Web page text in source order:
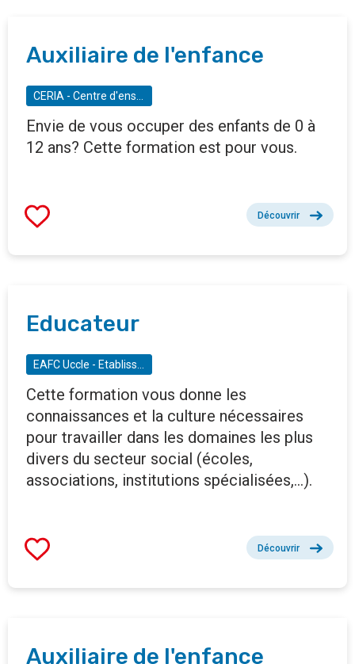
Auxiliaire de l'enfance
Envie de vous occuper des enfants de 0 à
12 ans? Cette formation est pour vous.
Découvrir
Educateur
Cette formation vous donne les
connaissances et la culture nécessaires
pour travailler dans les domaines les plus
divers du secteur social (écoles,
associations, institutions spécialisées,...).
Découvrir
Auxiliaire de l'enfance